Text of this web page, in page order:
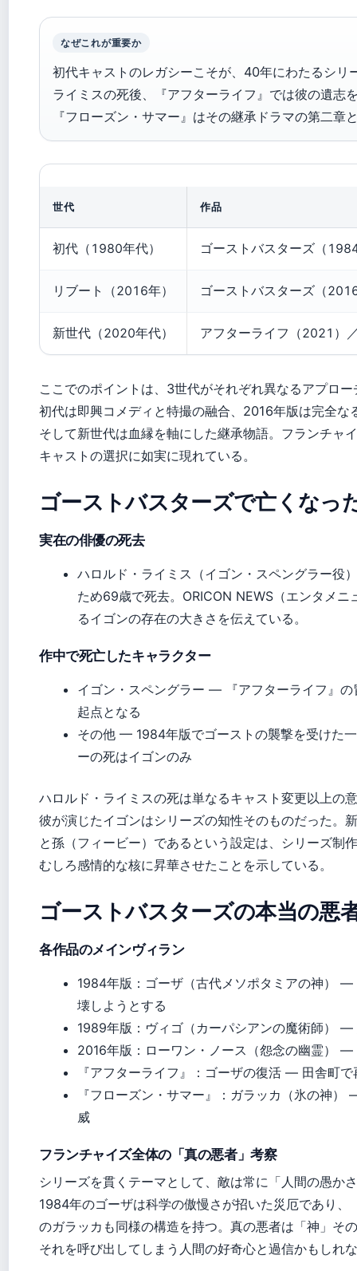
なぜこれが重要か
初代キャストのレガシーこそが、40年にわたるシリ
ライミスの死後、『アフターライフ』では彼の遺志
『フローズン・サマー』はその継承ドラマの第二章
世代 作品
初代（1980年代） ゴーストバスターズ（
リブート（2016年） ゴーストバスターズ（
新世代（2020年代） アフターライフ（2021）
ここでのポイントは、3世代がそれぞれ異なるアプロ
初代は即興コメディと特撮の融合、2016年版は完全な
そして新世代は血縁を軸にした継承物語。フランチャ
キャストの選択に如実に現れている。
ゴーストバスターズで亡くなっ
実在の俳優の死去
ハロルド・ライミス（イゴン・スペングラー
ため69歳で死去。ORICON NEWS（エンタメ
るイゴンの存在の大きさを伝えている。
作中で死亡したキャラクター
イゴン・スペングラー — 『アフターライフ』
起点となる
その他 — 1984年版でゴーストの襲撃を受けた
ーの死はイゴンのみ
ハロルド・ライミスの死は単なるキャスト変更以上の
彼が演じたイゴンはシリーズの知性そのものだった。
と孫（フィービー）であるという設定は、シリーズ制
むしろ感情的な核に昇華させたことを示している。
ゴーストバスターズの本当の悪
各作品のメインヴィラン
1984年版：ゴーザ（古代メソポタミアの神）
壊しようとする
1989年版：ヴィゴ（カーパシアンの魔術師）
2016年版：ローワン・ノース（怨念の幽霊）
『アフターライフ』：ゴーザの復活 — 田舎町
『フローズン・サマー』：ガラッカ（氷の神
威
フランチャイズ全体の「真の悪者」考察
シリーズを貫くテーマとして、敵は常に「人間の愚か
1984年のゴーザは科学の傲慢さが招いた災厄であり、
のガラッカも同様の構造を持つ。真の悪者は「神」そ
それを呼び出してしまう人間の好奇心と過信かもしれ